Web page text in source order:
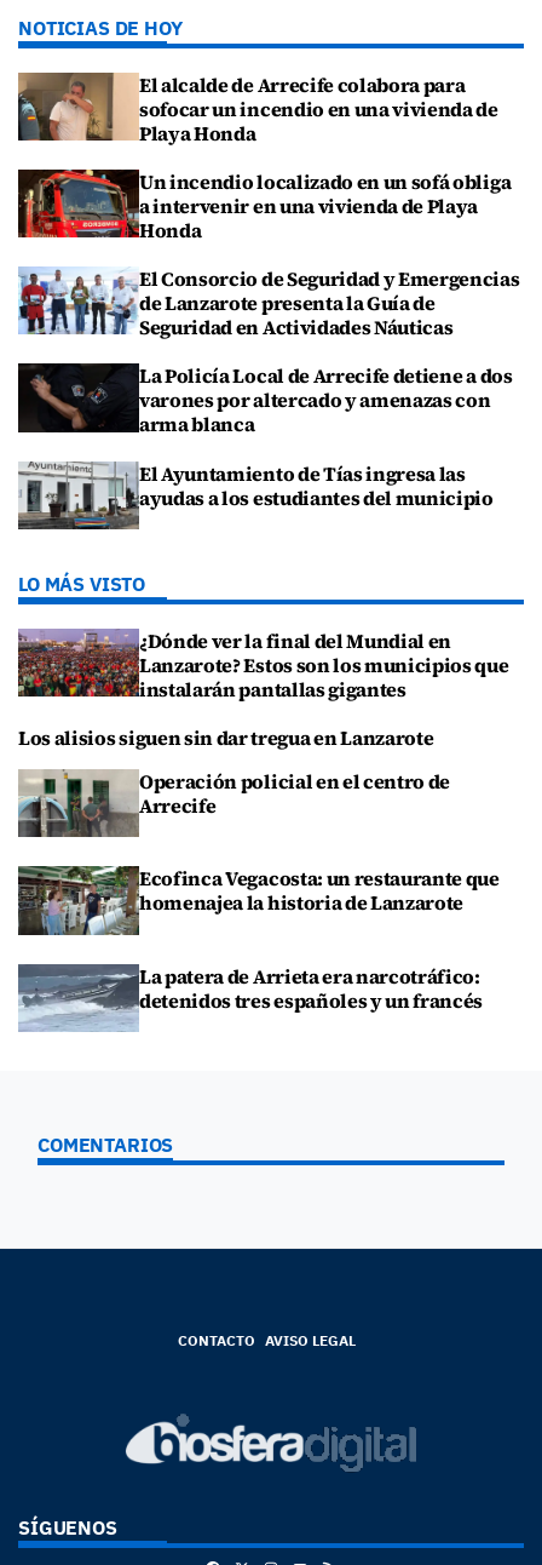
NOTICIAS DE HOY
El alcalde de Arrecife colabora para
sofocar un incendio en una vivienda de
Playa Honda
Un incendio localizado en un sofá obliga
a intervenir en una vivienda de Playa
Honda
El Consorcio de Seguridad y Emergencias
de Lanzarote presenta la Guía de
Seguridad en Actividades Náuticas
La Policía Local de Arrecife detiene a dos
varones por altercado y amenazas con
arma blanca
El Ayuntamiento de Tías ingresa las
ayudas a los estudiantes del municipio
LO MÁS VISTO
¿Dónde ver la final del Mundial en
Lanzarote? Estos son los municipios que
instalarán pantallas gigantes
Los alisios siguen sin dar tregua en Lanzarote
Operación policial en el centro de
Arrecife
Ecofinca Vegacosta: un restaurante que
homenajea la historia de Lanzarote
La patera de Arrieta era narcotráfico:
detenidos tres españoles y un francés
COMENTARIOS
CONTACTO AVISO LEGAL
SÍGUENOS